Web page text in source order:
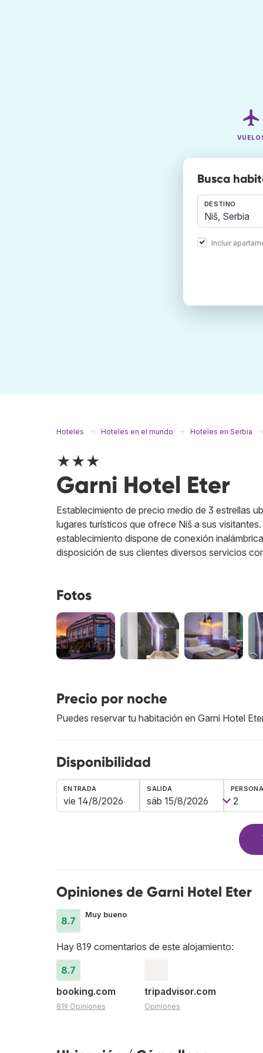
Busca
DESTINO
Incluir
Hoteles Hoteles en el mundo Hoteles en Serbia
★★★
Garni Hotel Eter
Establecimiento de precio medio de 3 estrellas
lugares turísticos que ofrece Niš a sus
establecimiento dispone de conexión
disposición de sus clientes diversos servicios
Fotos
Precio por noche
Puedes reservar tu habitación en Garni Hotel
Disponibilidad
ENTRADA SALIDA
Opiniones de Garni Hotel Eter
8.7
Muy bueno
Hay 819 comentarios de este alojamiento:
8.7
booking.com
819 Opiniones
tripadvisor.com
Opiniones